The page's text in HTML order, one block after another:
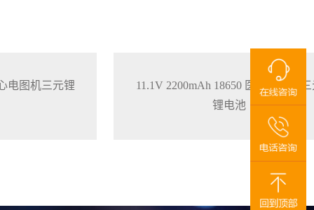
电图机三元锂
11.1V 2200mAh 18650 医疗监护仪
锂电池